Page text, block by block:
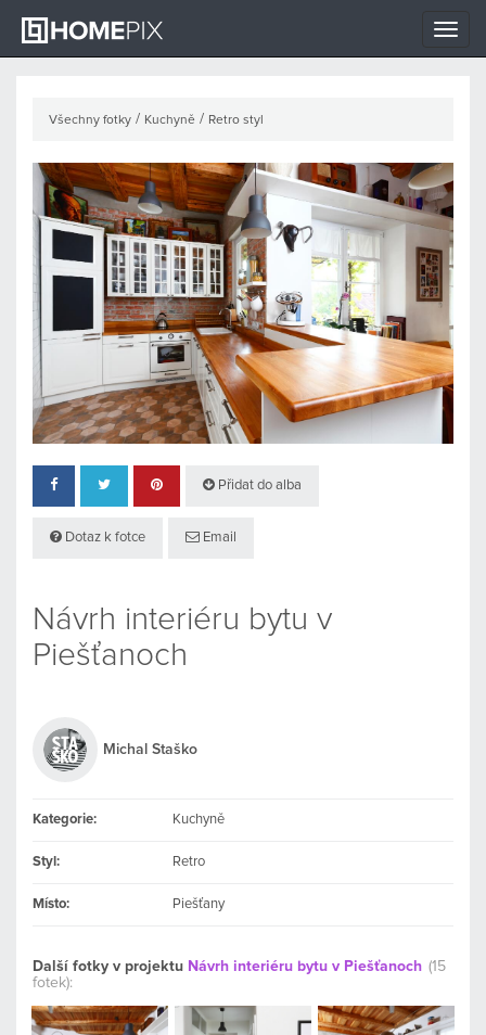
Toggle
Všechny fotky / Kuchyně / Retro styl
Přidat do alba
Dotaz k fotce Email
Návrh interiéru bytu v
Piešťanoch
Michal Staško
Kategorie: Kuchyně
Styl: Retro
Místo: Piešťany
Další fotky v projektu Návrh interiéru bytu v Piešťanoch (15
fotek):